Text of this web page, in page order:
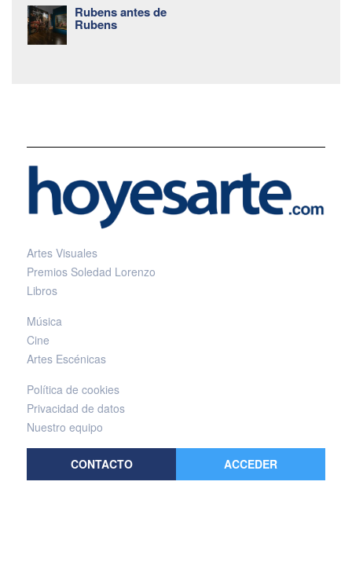
Rubens antes de
Rubens
Artes Visuales
Premios Soledad Lorenzo
Libros
Música
Cine
Artes Escénicas
Política de cookies
Privacidad de datos
Nuestro equipo
CONTACTO ACCEDER